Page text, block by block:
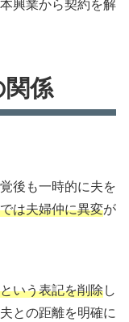
興業から契約を解
関係
後も一時的に夫を
は夫婦仲に異変が
いう表記を削除し
との距離を明確に